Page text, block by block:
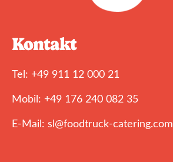
Kontakt
Tel: +49 911 12 000 21
Mobil: +49 176 240 082 35
E-Mail: sl@foodtruck-catering.com